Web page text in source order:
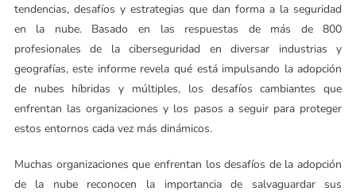
tendencias, desafíos y estrategias que dan forma a la seguridad
en la nube. Basado en las respuestas de más de 800
profesionales de la ciberseguridad en diversar industrias y
geografías, este informe revela qué está impulsando la adopción
de nubes híbridas y múltiples, los desafíos cambiantes que
enfrentan las organizaciones y los pasos a seguir para proteger
estos entornos cada vez más dinámicos.
Muchas organizaciones que enfrentan los desafíos de la adopción
de la nube reconocen la importancia de salvaguardar sus